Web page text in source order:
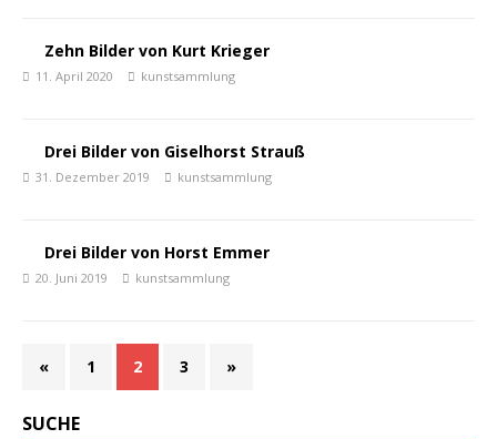
Zehn Bilder von Kurt Krieger
11. April 2020 kunstsammlung
Drei Bilder von Giselhorst Strauß
31. Dezember 2019 kunstsammlung
Drei Bilder von Horst Emmer
20. Juni 2019 kunstsammlung
« 1 2 3 »
SUCHE